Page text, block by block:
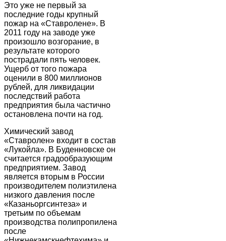
Это уже не первый за
последние годы крупный
пожар на «Ставролене». В
2011 году на заводе уже
произошло возгорание, в
результате которого
пострадали пять человек.
Ущерб от того пожара
оценили в 800 миллионов
рублей, для ликвидации
последствий работа
предприятия была частично
остановлена почти на год.
Химический завод
«Ставролен» входит в состав
«Лукойла». В Буденновске он
считается градообразующим
предприятием. Завод
является вторым в России
производителем полиэтилена
низкого давления после
«Казаньоргсинтеза» и
третьим по объемам
производства полипропилена
после